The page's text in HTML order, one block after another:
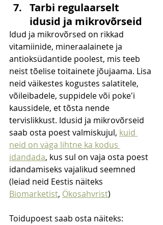
Tarbi regulaarselt
idusid ja mikrovõrseid
Idud ja mikrovõrsed on rikkad
vitamiinide, mineraalainete ja
antioksüdantide poolest, mis teeb
neist tõelise toitainete jõujaama. Lisa
neid väikestes kogustes salatitele,
võileibadele, suppidele või poke'i
kaussidele, et tõsta nende
tervislikkust. Idusid ja mikrovõrseid
saab osta poest valmiskujul, kuid
neid on väga lihtne ka kodus
idandada, kus sul on vaja osta poest
idandamiseks vajalikud seemned
(leiad neid Eestis näiteks
Biomarketist, Ökosahvrist)
Toidupoest saab osta näiteks: